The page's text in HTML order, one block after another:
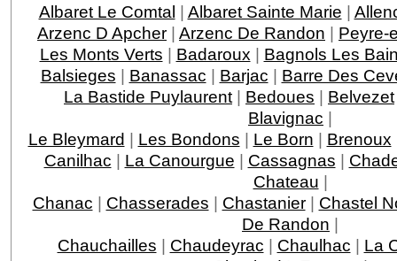
Albaret Le Comtal | Albaret Sainte Marie |
Arzenc D Apcher | Arzenc De Randon | Peyre-
Les Monts Verts | Badaroux | Bagnols Les
Balsieges | Banassac | Barjac | Barre Des
La Bastide Puylaurent | Bedoues | Belvezet
Blavignac |
Le Bleymard | Les Bondons | Le Born | Brenoux
Canilhac | La Canourgue | Cassagnas |
Chateau |
Chanac | Chasserades | Chastanier| Chastel
De Randon |
Chauchailles | Chaudeyrac | Chaulhac | La